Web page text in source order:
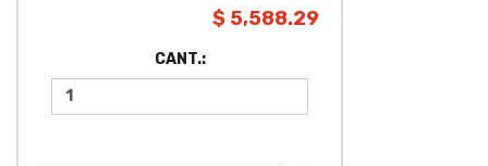
$ 5,588.29
CANT.: